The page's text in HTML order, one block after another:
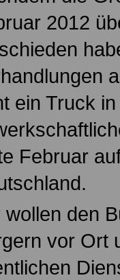
2012
ein Truck
Februar
wollen den
vor Ort